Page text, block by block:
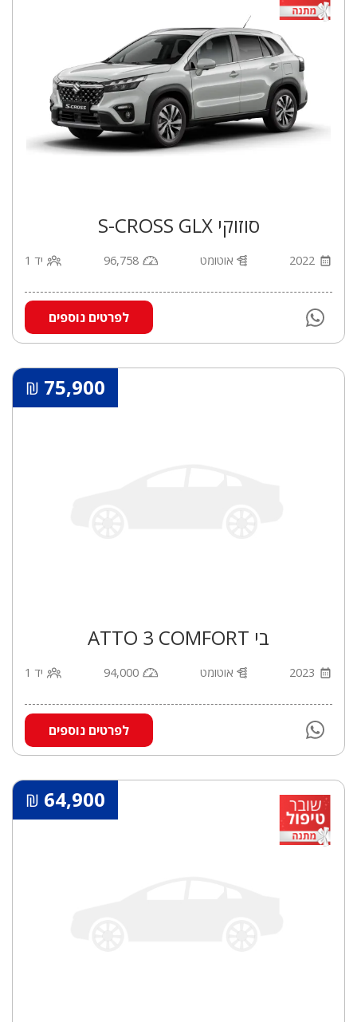
סוזוקי S-CROSS GLX
2022 אוטומט 96,758 יד 1
לפרטים נוספים
75,900
₪
בי ATTO 3 COMFORT
2023 אוטומט 94,000 יד 1
לפרטים נוספים
64,900
₪